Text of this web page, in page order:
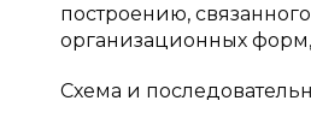
построению,
организационных
Схема и